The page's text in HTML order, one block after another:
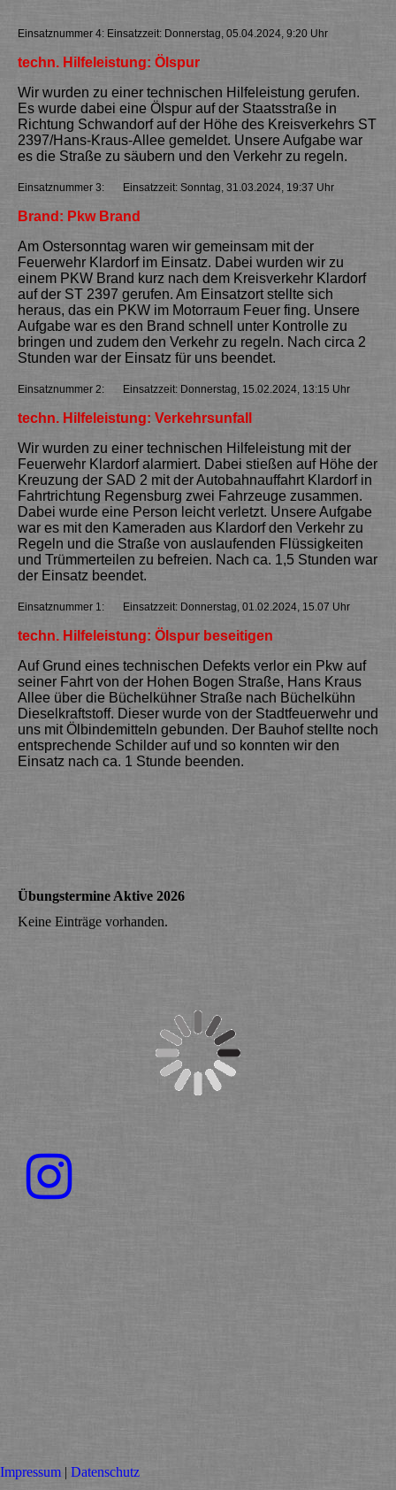
Einsatznummer 4: Einsatzzeit: Donnerstag, 05.04.2024, 9:20 Uhr
techn. Hilfeleistung: Ölspur
Wir wurden zu einer technischen Hilfeleistung gerufen.
Es wurde dabei eine Ölspur auf der Staatsstraße in
Richtung Schwandorf auf der Höhe des Kreisverkehrs ST
2397/Hans-Kraus-Allee gemeldet. Unsere Aufgabe war
es die Straße zu säubern und den Verkehr zu regeln.
Einsatznummer 3: Einsatzzeit: Sonntag, 31.03.2024, 19:37 Uhr
Brand: Pkw Brand
Am Ostersonntag waren wir gemeinsam mit der
Feuerwehr Klardorf im Einsatz. Dabei wurden wir zu
einem PKW Brand kurz nach dem Kreisverkehr Klardorf
auf der ST 2397 gerufen. Am Einsatzort stellte sich
heraus, das ein PKW im Motorraum Feuer fing. Unsere
Aufgabe war es den Brand schnell unter Kontrolle zu
bringen und zudem den Verkehr zu regeln. Nach circa 2
Stunden war der Einsatz für uns beendet.
Einsatznummer 2: Einsatzzeit: Donnerstag, 15.02.2024, 13:15 Uhr
techn. Hilfeleistung: Verkehrsunfall
Wir wurden zu einer technischen Hilfeleistung mit der
Feuerwehr Klardorf alarmiert. Dabei stießen auf Höhe der
Kreuzung der SAD 2 mit der Autobahnauffahrt Klardorf in
Fahrtrichtung Regensburg zwei Fahrzeuge zusammen.
Dabei wurde eine Person leicht verletzt. Unsere Aufgabe
war es mit den Kameraden aus Klardorf den Verkehr zu
Regeln und die Straße von auslaufenden Flüssigkeiten
und Trümmerteilen zu befreien. Nach ca. 1,5 Stunden war
der Einsatz beendet.
Einsatznummer 1: Einsatzzeit: Donnerstag, 01.02.2024, 15.07 Uhr
techn. Hilfeleistung: Ölspur beseitigen
Auf Grund eines technischen Defekts verlor ein Pkw auf
seiner Fahrt von der Hohen Bogen Straße, Hans Kraus
Allee über die Büchelkühner Straße nach Büchelkühn
Dieselkraftstoff. Dieser wurde von der Stadtfeuerwehr und
uns mit Ölbindemitteln gebunden. Der Bauhof stellte noch
entsprechende Schilder auf und so konnten wir den
Einsatz nach ca. 1 Stunde beenden.
Übungstermine Aktive 2026
Keine Einträge vorhanden.
Impressum | Datenschutz